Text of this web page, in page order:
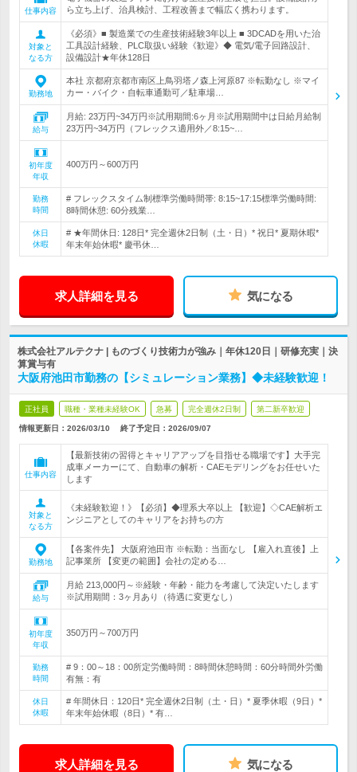
仕事内容
ら立ち上げ、治具検討、工程改善まで幅広く携わります。
対象と
なる方
《必須》■ 製造業での生産技術経験3年以上 ■ 3DCADを用いた治
工具設計経験、PLC取扱い経験《歓迎》◆ 電気/電子回路設計、
設備設計★年休128日
勤務地
本社 京都府京都市南区上鳥羽塔ノ森上河原87 ※転勤なし ※マイ
カー・バイク・自転車通勤可／駐車場…
給与
月給: 23万円~34万円※試用期間:6ヶ月※試用期間中は日給月給制
23万円~34万円（フレックス適用外／8:15~…
初年度
年収
400万円～600万円
勤務
時間
# フレックスタイム制標準労働時間帯: 8:15~17:15標準労働時間:
8時間休憩: 60分残業…
休日
休暇
# ★年間休日: 128日* 完全週休2日制（土・日）* 祝日* 夏期休暇*
年末年始休暇* 慶弔休…
求人詳細を見る 気になる
株式会社アルテクナ | ものづくり技術力が強み｜年休120日｜研修充実｜決
算賞与有
大阪府池田市勤務の【シミュレーション業務】◆未経験歓迎！
正社員 職種・業種未経験OK 急募 完全週休2日制 第二新卒歓迎
情報更新日：2026/03/10 終了予定日： 2026/09/07
仕事内容
【最新技術の習得とキャリアアップを目指せる職場です】大手完
成車メーカーにて、自動車の解析・CAEモデリングをお任せいた
します
対象と
なる方
《未経験歓迎！》【必須】◆理系大卒以上 【歓迎】◇CAE解析エ
ンジニアとしてのキャリアをお持ちの方
勤務地
【各案件先】 大阪府池田市 ※転勤：当面なし 【雇入れ直後】上
記事業所 【変更の範囲】会社の定める…
給与
月給 213,000円～※経験・年齢・能力を考慮して決定いたします
※試用期間：3ヶ月あり（待遇に変更なし）
初年度
年収
350万円～700万円
勤務
時間
# 9：00～18：00所定労働時間：8時間休憩時間：60分時間外労働
有無：有
休日
休暇
# 年間休日：120日* 完全週休2日制（土・日）* 夏季休暇（9日）*
年末年始休暇（8日）* 有…
求人詳細を見る 気になる